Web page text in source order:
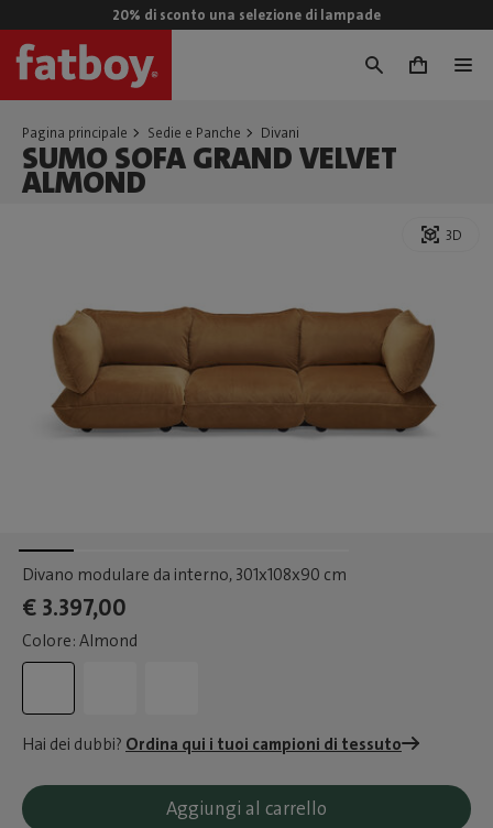
20% di sconto una selezione di lampade
0
Pagina principale Sedie e Panche Divani
SUMO SOFA GRAND VELVET
ALMOND
3D
Divano modulare da interno, 301x108x90 cm
€ 3.397,00
Colore: Almond
Hai dei dubbi? Ordina qui i tuoi campioni di tessuto
Aggiungi al carrello